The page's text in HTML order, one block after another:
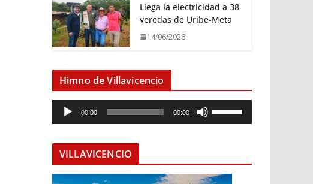
Llega la electricidad a 38
veredas de Uribe-Meta
14/06/2026
Himno de Villavicencio
e
o
00:00 00:00
i
z
VILLAVICENCIO